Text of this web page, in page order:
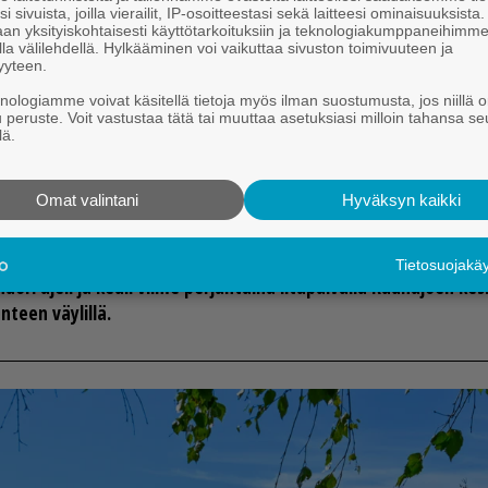
16.30
vi­ri­te­tyl­lä mo­pol­la
aje­li ja keu­li vii­me per­jan­tai­na il­ta­päi­väl­lä Kau­ha­jo­en
väy­lil­lä.
sivuista, joilla vierailit, IP-osoitteestasi sekä laitteesi
yksityiskohtaisesti käyttötarkoituksiin ja teknologiakumppaneihimme
välilehdellä. Hylkääminen voi vaikuttaa sivuston toimivuuteen ja
voivat käsitellä tietoja myös ilman suostumusta, jos niillä
peruste. Voit vastustaa tätä tai muuttaa asetuksiasi milloin tahansa
Hyväksyn kaikki
Omat valintani